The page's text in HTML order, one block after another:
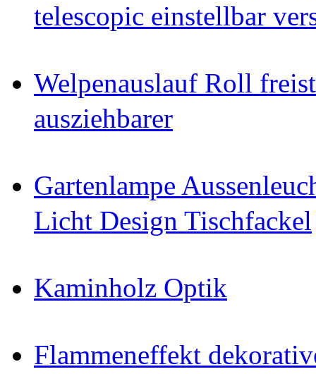
telescopic einstellbar
Welpenauslauf Roll
ausziehbarer
Gartenlampe
Licht Design Tischfackel
Kaminholz Optik
Flammeneffekt